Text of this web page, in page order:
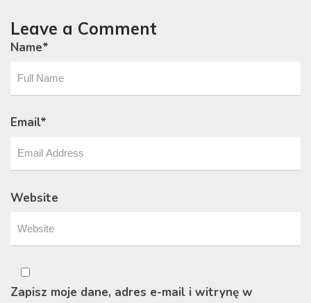
Leave a Comment
Name*
Email*
Website
Zapisz moje dane, adres e-mail i witrynę w